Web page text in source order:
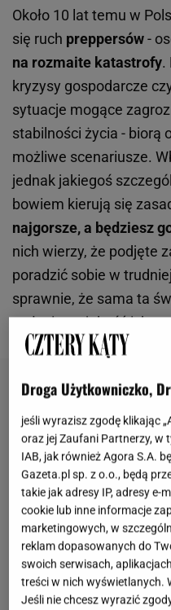
Około 10 lat temu w
się ruch preppersów-
na rozmaite katastrofy.
kryzysy gospodarcze
sytuacje mogące
stabilności życia - biorą
możliwe scenariusze.
jednak jakiegoś
bowiem kierują się
najgorsze, a będziesz
nich wierzy, że podjęte
poradzić sobie w
sprawnie, że sama ta
wpłynie na jakość ich
Droga Użytkowniczko,
jeśli wyrazisz zgodę klikając
oraz jej Zaufani Partnerzy, w
IAB, jak również Agora S.A.
Gazeta.pl sp. z o.o., będą
takie jak adresy IP, adresy e-
cookie lub inne informacje
marketingowych, w
reklam dopasowanych do
swoich serwisach,
treści w nich wyświetlanych.
Jeśli nie chcesz wyrazić